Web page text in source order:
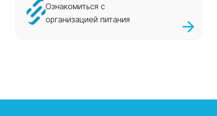
Ознакомиться с
организацией питания